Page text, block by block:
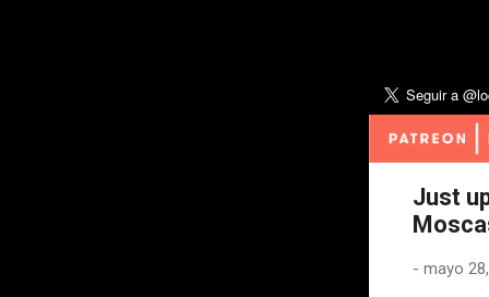
Just
- mayo